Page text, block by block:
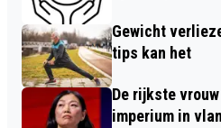
Gewicht
tips kan het
De rijkste
imperium in